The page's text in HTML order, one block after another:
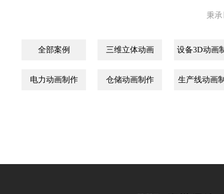
秉
全部案例 三维立体动画 设备3D动画
电力动画制作 仓储动画制作 生产线动画